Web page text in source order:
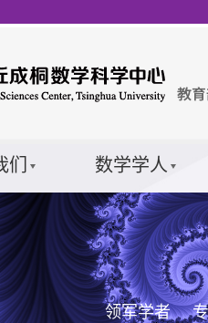
数学学人
领军学者